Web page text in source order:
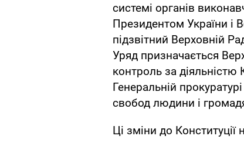
системі органів
Президентом України і
підзвітний Верховній
Уряд призначається
контроль за
Генеральній
свобод людини і
Ці зміни до